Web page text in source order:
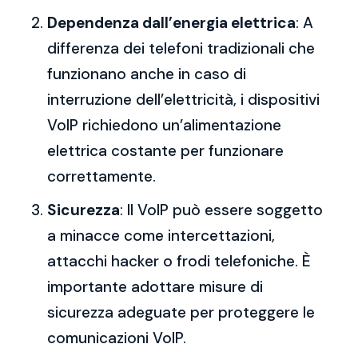
Dependenza dall’energia elettrica: A
differenza dei telefoni tradizionali che
funzionano anche in caso di
interruzione dell’elettricità, i dispositivi
VoIP richiedono un’alimentazione
elettrica costante per funzionare
correttamente.
Sicurezza: Il VoIP può essere soggetto
a minacce come intercettazioni,
attacchi hacker o frodi telefoniche. È
importante adottare misure di
sicurezza adeguate per proteggere le
comunicazioni VoIP.